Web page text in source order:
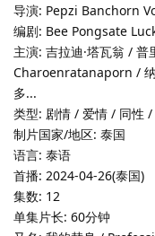
导演: Pepzi Banchorn
编剧: Bee Pongsate
主演: 吉拉迪·塔瓦翁 /
Charoenratanaporn / 纳
多...
类型: 剧情 / 爱情 / 同性 /
制片国家/地区: 泰国
语言: 泰语
首播: 2024-04-26(泰国)
集数: 12
单集片长: 60分钟